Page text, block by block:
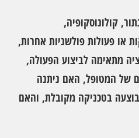
קולונוסקופיה,
או פעולות פולשניות אחרות,
מתאימה לביצוע הפעולה,
של המטופל, האם ניתנה
בטכניקה מקובלת, והאם